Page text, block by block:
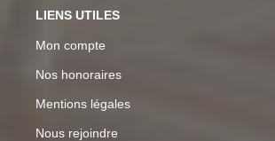
LIENS UTILES
Mon compte
Nos honoraires
Mentions légales
Nous rejoindre